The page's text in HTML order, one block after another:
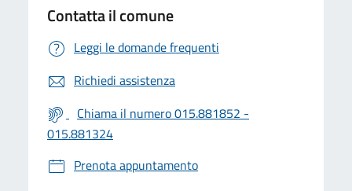
Contatta il comune
Leggi le domande frequenti
Richiedi assistenza
Chiama il numero 015.881852 -
015.881324
Prenota appuntamento